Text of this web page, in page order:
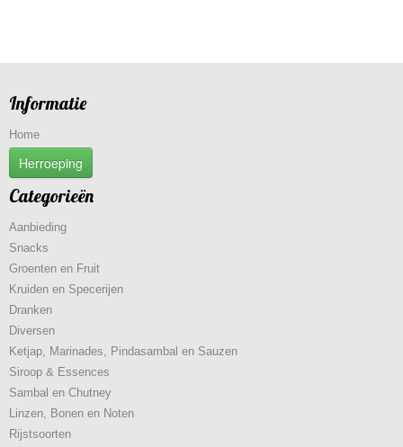
Informatie
Home
Herroeping
Categorieën
Aanbieding
Snacks
Groenten en Fruit
Kruiden en Specerijen
Dranken
Diversen
Ketjap, Marinades, Pindasambal en Sauzen
Siroop & Essences
Sambal en Chutney
Linzen, Bonen en Noten
Rijstsoorten